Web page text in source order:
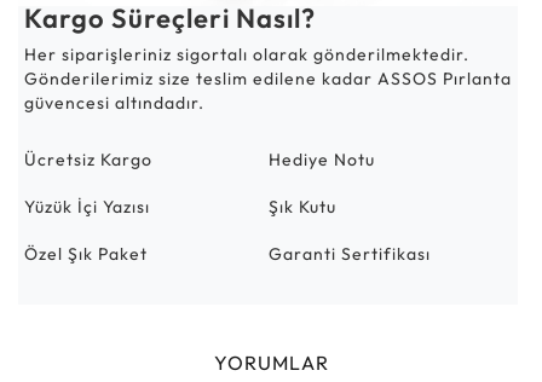
Kargo Süreçleri Nasıl?
Her siparişleriniz sigortalı olarak gönderilmektedir.
Gönderilerimiz size teslim edilene kadar ASSOS Pırlanta
güvencesi altındadır.
Ücretsiz Kargo Hediye Notu
Yüzük İçi Yazısı Şık Kutu
Özel Şık Paket Garanti Sertifikası
YORUMLAR